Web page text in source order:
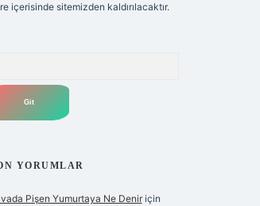
içerisinde sitemizden kaldırılacaktır.
YORUMLAR
Pişen Yumurtaya Ne Deniriçin